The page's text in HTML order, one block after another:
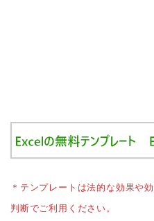
＊テンプレートは法的な効果や
判断でご利用ください。